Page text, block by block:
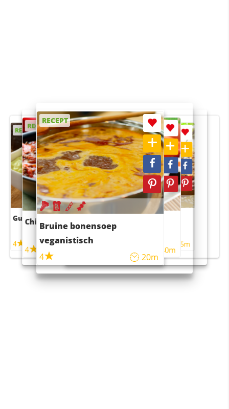
RECEPT
Guacamole
4
RECEPT
Chili con carne
4
RECEPT
Bruine bonensoep
veganistisch
4
20m
RECEPT
Sushi rijstsalade
maaltijdsalade
40m
RECEPT
4 55m